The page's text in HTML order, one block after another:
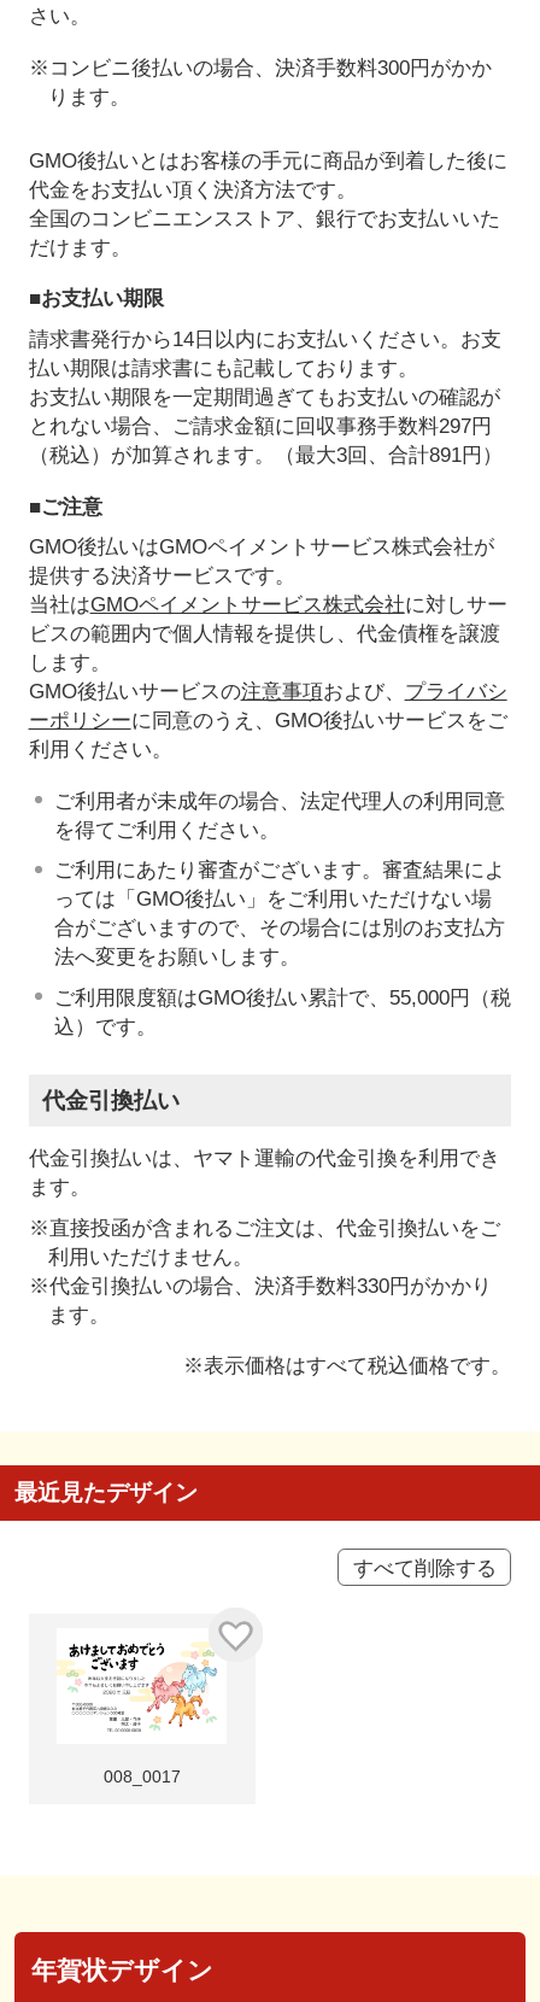
さい。
※コンビニ後払いの場合、決済手数料300円がかか
ります。
GMO後払いとはお客様の手元に商品が到着した後に
代金をお支払い頂く決済方法です。
全国のコンビニエンスストア、銀行でお支払いいた
だけます。
■お支払い期限
請求書発行から14日以内にお支払いください。お支
払い期限は請求書にも記載しております。
お支払い期限を一定期間過ぎてもお支払いの確認が
とれない場合、ご請求金額に回収事務手数料297円
（税込）が加算されます。（最大3回、合計891円）
■ご注意
GMO後払いはGMOペイメントサービス株式会社が
提供する決済サービスです。
当社はGMOペイメントサービス株式会社に対しサー
ビスの範囲内で個人情報を提供し、代金債権を譲渡
します。
GMO後払いサービスの注意事項および、 プライバシ
ーポリシーに同意のうえ、GMO後払いサービスをご
利用ください。
ご利用者が未成年の場合、法定代理人の利用同意
を得てご利用ください。
ご利用にあたり審査がございます。審査結果によ
っては「GMO後払い」をご利用いただけない場
合がございますので、その場合には別のお支払方
法へ変更をお願いします。
ご利用限度額はGMO後払い累計で、55,000円（税
込）です。
代金引換払い
代金引換払いは、ヤマト運輸の代金引換を利用でき
ます。
※直接投函が含まれるご注文は、代金引換払いをご
利用いただけません。
※代金引換払いの場合、決済手数料330円がかかり
ます。
※表示価格はすべて税込価格です。
最近見たデザイン
すべて削除する
008_0017
年賀状デザイン